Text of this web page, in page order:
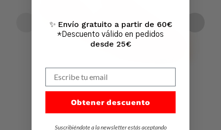
Kung Fu de lona con elásticos niños
11,95€ IVA Incl.
✨ Envío gratuito a partir de 60€
*Descuento válido en pedidos
desde 25€
Obtener descuento
Suscribiéndote a la newsletter estás aceptando